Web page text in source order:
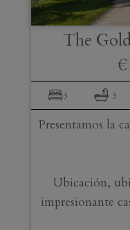
The
3 3
Presentamos la
Ubicación,
impresionante